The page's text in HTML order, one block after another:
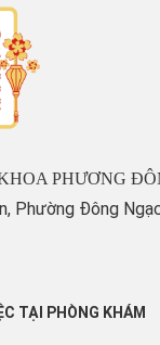
PHƯƠNG
Phường Đông
TẠI PHÒNG KHÁM